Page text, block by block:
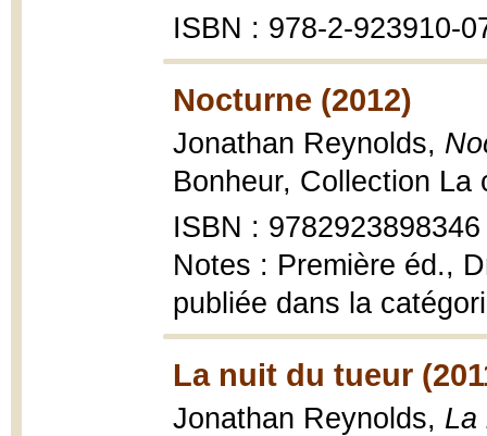
ISBN : 978-2-923910-
Nocturne (2012)
Jonathan Reynolds,
Bonheur, Collection
ISBN : 9782923898346
Notes : Première éd.,
publiée dans la
La nuit du tueur
Jonathan Reynolds, La